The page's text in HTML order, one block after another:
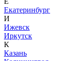
Екатеринбург
И
Ижевск
Иркутск
К
Казань